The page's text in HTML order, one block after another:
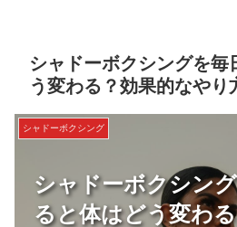
シャドーボクシングを毎
う変わる？効果的なやり
シャドーボクシン
ると体はどう変わ
シャドーボクシング